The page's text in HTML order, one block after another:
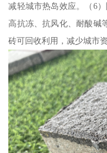
减轻城市热岛效应。（6
高抗冻、抗风化、耐酸碱
砖可回收利用，减少城市